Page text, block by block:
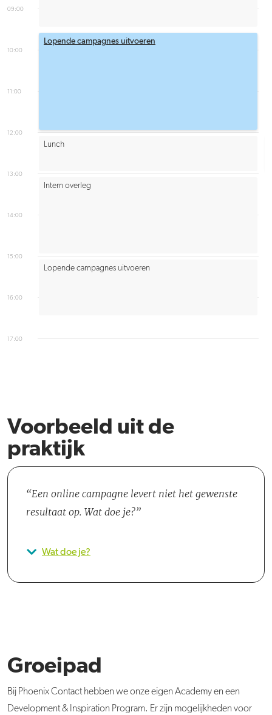
09:00
10:00
11:00
12:00
13:00
14:00
15:00
16:00
17:00
Lunch
Lopende campagnes uitvoeren
Intern overleg
Lopende campagnes uitvoeren
Voorbeeld uit de
praktijk
Een online campagne levert niet het gewenste
resultaat op. Wat doe je?
Wat doe je?
Groeipad
Bij Phoenix Contact hebben we onze eigen Academy en een
Development & Inspiration Program. Er zijn mogelijkheden voor